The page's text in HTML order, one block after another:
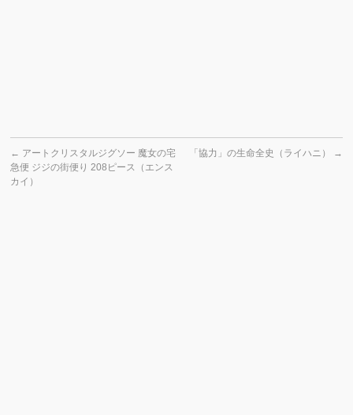
← アートクリスタルジグソー 魔女の宅
急便 ジジの街便り 208ピース（エンス
カイ）
「協力」の生命全史（ライハニ） →